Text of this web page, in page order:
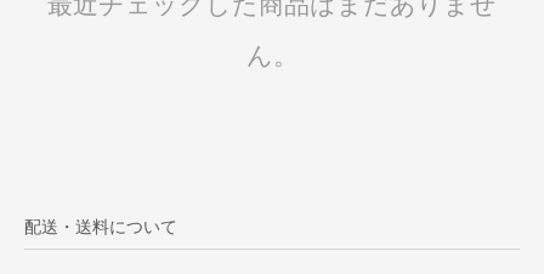
ん。
配送・送料について